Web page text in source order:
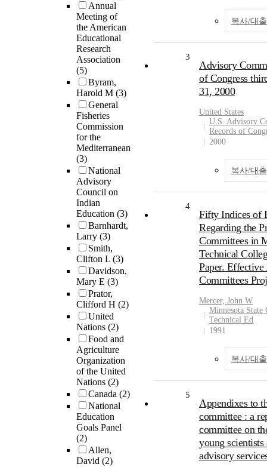
Annual
Meeting of
the American
Educational
Research
Association
(5)
Byram,
Harold M (3)
General
Fisheries
Commission
for the
Mediterranean
(3)
National
Advisory
Council on
Indian
Education (3)
Barnhardt,
Larry (3)
Smith,
Clifton L (3)
Davidson,
Mary E (3)
Prator,
Clifford H (2)
United
Nations (2)
Food and
Agriculture
Organization
of the United
Nations (2)
Canada (2)
National
Education
Goals Panel
(2)
Allen,
David (2)
복사/대
3
Advisory
of Congress
31, 2000
United States
U.S. Advisory
Records of
2000
복사/대
4
Fifty Indices of
Regarding the
Committees in
Technical
Paper.
Committees
Mercer, John W
Minnesota State
Technical Ed
1991
복사/대
5
Appendixes to
committee : a
committee on
young scientists
advisory